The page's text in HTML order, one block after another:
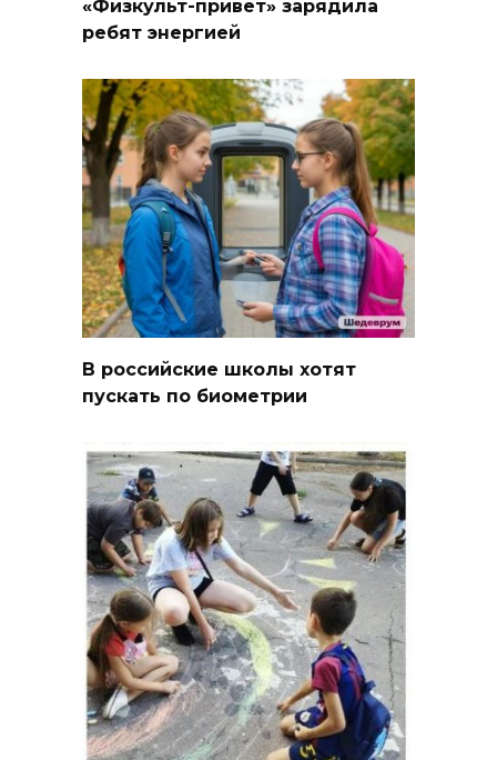
«Физкульт-привет» зарядила
ребят энергией
В российские школы хотят
пускать по биометрии